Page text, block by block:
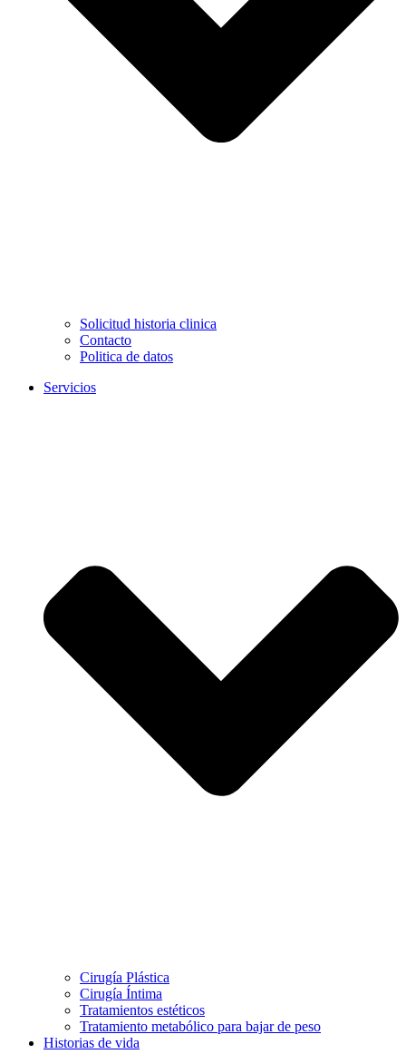
Solicitud historia clinica
Contacto
Politica de datos
Servicios
Cirugía Plástica
Cirugía Íntima
Tratamientos estéticos
Tratamiento metabólico para bajar de peso
Historias de vida